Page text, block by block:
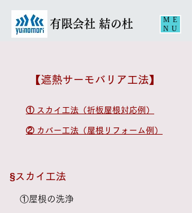
​有限会社 結の杜
ME
NU
【遮熱サーモバリア工法】
① スカイ工法（折板屋根対応例）
② カバー工法（屋根リフォーム例）
​§スカイ工法
①屋根の洗浄